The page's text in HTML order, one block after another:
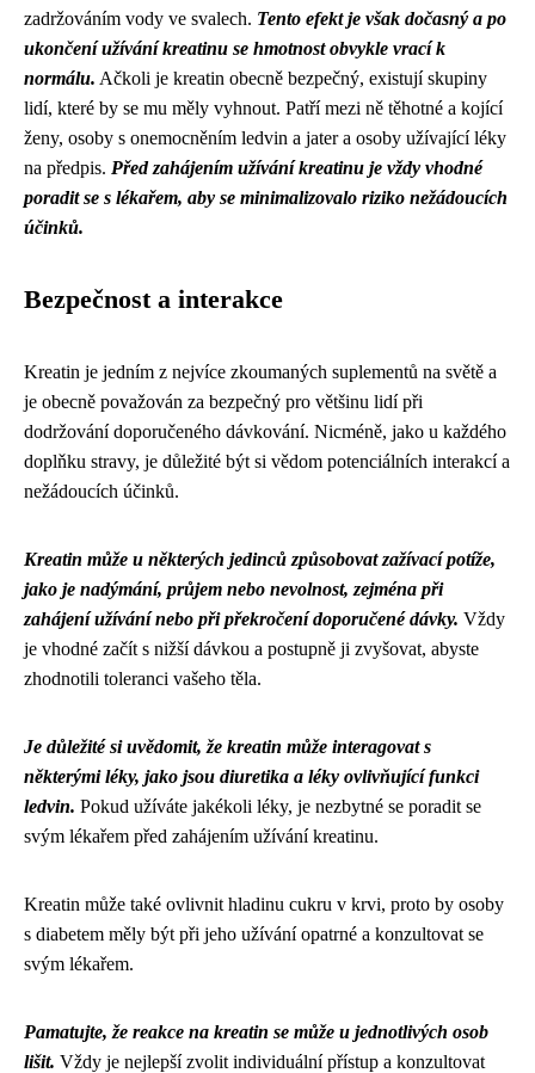
zadržováním vody ve svalech. Tento efekt je však dočasný a po
ukončení užívání kreatinu se hmotnost obvykle vrací k
normálu. Ačkoli je kreatin obecně bezpečný, existují skupiny
lidí, které by se mu měly vyhnout. Patří mezi ně těhotné a kojící
ženy, osoby s onemocněním ledvin a jater a osoby užívající léky
na předpis. Před zahájením užívání kreatinu je vždy vhodné
poradit se s lékařem, aby se minimalizovalo riziko nežádoucích
účinků.
Bezpečnost a interakce
Kreatin je jedním z nejvíce zkoumaných suplementů na světě a
je obecně považován za bezpečný pro většinu lidí při
dodržování doporučeného dávkování. Nicméně, jako u každého
doplňku stravy, je důležité být si vědom potenciálních interakcí a
nežádoucích účinků.
Kreatin může u některých jedinců způsobovat zažívací potíže,
jako je nadýmání, průjem nebo nevolnost, zejména při
zahájení užívání nebo při překročení doporučené dávky. Vždy
je vhodné začít s nižší dávkou a postupně ji zvyšovat, abyste
zhodnotili toleranci vašeho těla.
Je důležité si uvědomit, že kreatin může interagovat s
některými léky, jako jsou diuretika a léky ovlivňující funkci
ledvin. Pokud užíváte jakékoli léky, je nezbytné se poradit se
svým lékařem před zahájením užívání kreatinu.
Kreatin může také ovlivnit hladinu cukru v krvi, proto by osoby
s diabetem měly být při jeho užívání opatrné a konzultovat se
svým lékařem.
Pamatujte, že reakce na kreatin se může u jednotlivých osob
lišit. Vždy je nejlepší zvolit individuální přístup a konzultovat